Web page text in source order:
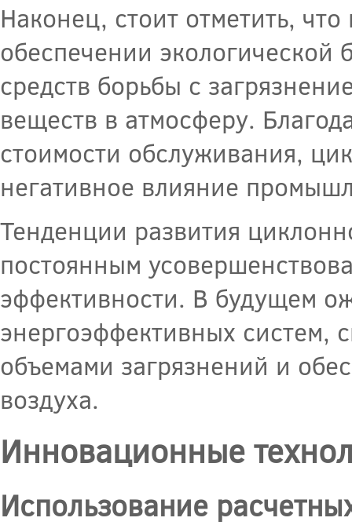
Наконец, стоит отметить,
обеспечении экологической
средств борьбы с
веществ в атмосферу.
стоимости обслуживания,
негативное влияние
Тенденции развития
постоянным
эффективности. В будущем
энергоэффективных систем,
объемами загрязнений и
воздуха.
Инновационные
Использование